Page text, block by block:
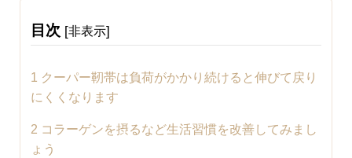
目次 [非表示]
1 クーパー靭帯は負荷がかかり続けると伸びて戻り
にくくなります
2 コラーゲンを摂るなど生活習慣を改善してみまし
ょう